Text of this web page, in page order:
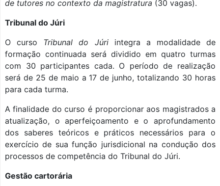
de tutores no contexto da magistratura (30 vagas).
Tribunal do Júri
O curso Tribunal do Júriintegra a modalidade de
formação continuada será dividido em quatro turmas
com 30 participantes cada. O período de realização
será de 25 de maio a 17 de junho, totalizando 30 horas
para cada turma.
A finalidade do curso é proporcionar aos magistrados a
atualização, o aperfeiçoamento e o aprofundamento
dos saberes teóricos e práticos necessários para o
exercício de sua função jurisdicional na condução dos
processos de competência do Tribunal do Júri.
Gestão cartorária